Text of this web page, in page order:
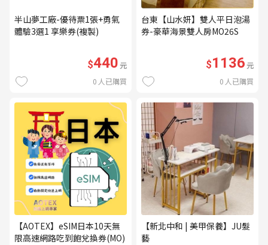
半山夢工廠-優待票1張+勇氣
體驗3選1 享樂券(複製)
$440元
0 人已購買
台東【山水妍】雙人平日泡湯
券-豪華海景雙人房MO26S
$1136元
0 人已購買
【AOTEX】eSIM日本10天無
限高速網路吃到飽兌換券(MO)
【新北中和 | 美甲保養】JU髮
藝